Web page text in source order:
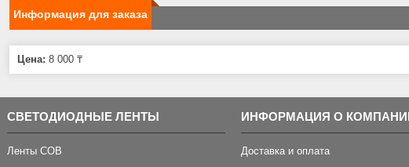
Информация для заказа
Цена: 8 000 ₸
СВЕТОДИОДНЫЕ ЛЕНТЫ
Ленты COB
ИНФОРМАЦИЯ О
Доставка и оплата